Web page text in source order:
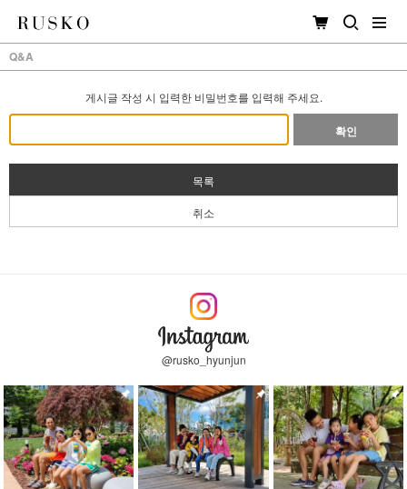
Q&A
게시글 작성 시 입력한 비밀번호를 입력해 주세요.
확인
목록
취소
@rusko_hyunjun